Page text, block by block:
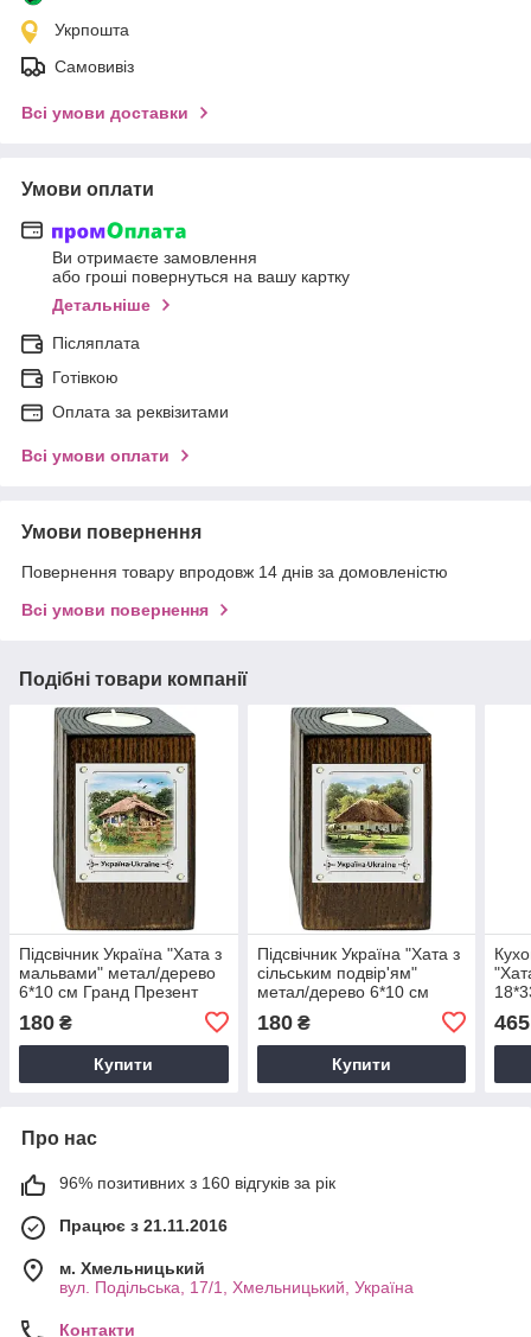
Укрпошта
Самовивіз
Всі умови доставки
Умови оплати
Ви отримаєте замовлення
або гроші повернуться на вашу картку
Детальніше
Післяплата
Готівкою
Оплата за реквізитами
Всі умови оплати
Умови повернення
Повернення товару впродовж 14 днів за домовленістю
Всі умови повернення
Подібні товари компанії
Підсвічник Україна "Хата з
мальвами" метал/дерево
6*10 см Гранд Презент
180 ₴
Купити
Підсвічник Україна "Хата з
сільським подвір'ям"
метал/дерево 6*10 см
Гранд Презент гпукп02к/м
180₴
Купити
465
Про нас
96% позитивних з 160 відгуків за рік
Працює з 21.11.2016
м. Хмельницький
вул. Подільська, 17/1, Хмельницький, Україна
Контакти